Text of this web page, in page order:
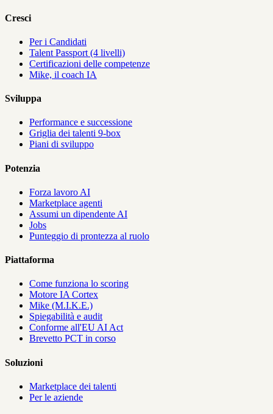
Cresci
Per i Candidati
Talent Passport (4 livelli)
Certificazioni delle competenze
Mike, il coach IA
Sviluppa
Performance e successione
Griglia dei talenti 9-box
Piani di sviluppo
Potenzia
Forza lavoro AI
Marketplace agenti
Assumi un dipendente AI
Jobs
Punteggio di prontezza al ruolo
Piattaforma
Come funziona lo scoring
Motore IA Cortex
Mike (M.I.K.E.)
Spiegabilità e audit
Conforme all'EU AI Act
Brevetto PCT in corso
Soluzioni
Marketplace dei talenti
Per le aziende